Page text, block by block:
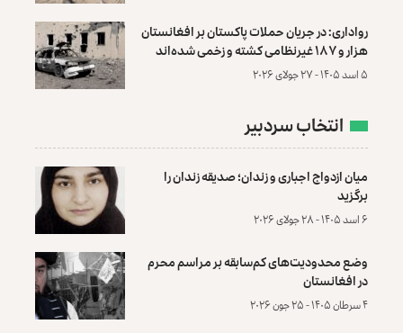
رواداری: در جریان حملات پاکستان بر افغانستان
هزار و ۱۸۷ غیرنظامی کشته و زخمی شده‌اند
۵ اسد ۱۴۰۵ - ۲۷ جولای ۲۰۲۶
انتخاب سردبیر
میان ازدواج اجباری و زندان؛ صدیقه زندان را
برگزید
۶ اسد ۱۴۰۵ - ۲۸ جولای ۲۰۲۶
وضع محدودیت‌های کم‌سابقه بر مراسم محرم
در افغانستان
۴ سرطان ۱۴۰۵ - ۲۵ جون ۲۰۲۶